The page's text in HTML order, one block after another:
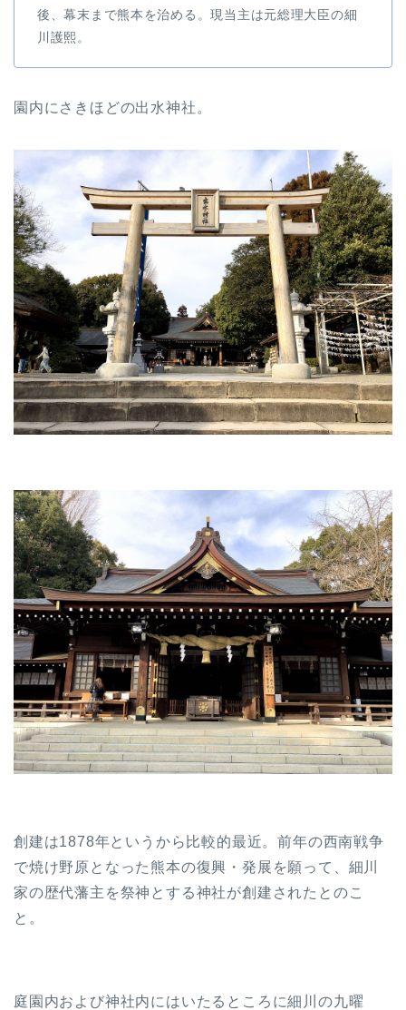
後、幕末まで熊本を治める。現当主は元総理大臣の細
川護熙。
園内にさきほどの出水神社。
創建は1878年というから比較的最近。前年の西南戦争
で焼け野原となった熊本の復興・発展を願って、細川
家の歴代藩主を祭神とする神社が創建されたとのこ
と。
庭園内および神社内にはいたるところに細川の九曜